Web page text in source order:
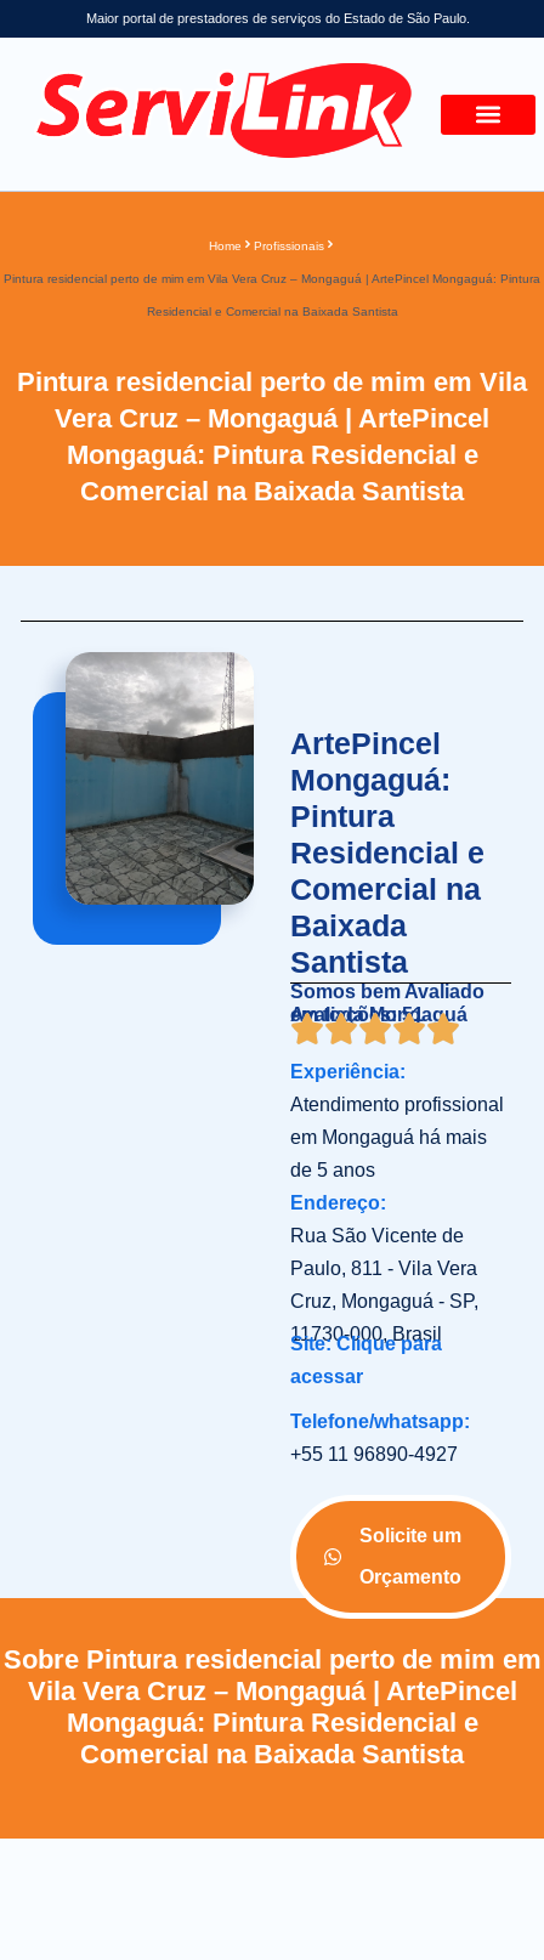
Maior portal de prestadores de serviços do Estado de São Paulo.
Home Profissionais
Pintura residencial perto de mim em Vila Vera Cruz – Mongaguá | ArtePincel Mongaguá: Pintura
Residencial e Comercial na Baixada Santista
Pintura residencial perto de mim em Vila
Vera Cruz – Mongaguá | ArtePincel
Mongaguá: Pintura Residencial e
Comercial na Baixada Santista
ArtePincel
Mongaguá:
Pintura
Residencial e
Comercial na
Baixada
Santista
Somos bem Avaliado
em toda Mongaguá
Avaliações: 51
Experiência:
Atendimento profissional
em Mongaguá há mais
de 5 anos
Endereço:
Rua São Vicente de
Paulo, 811 - Vila Vera
Cruz, Mongaguá - SP,
11730-000, Brasil
Site: Clique para
acessar
Telefone/whatsapp:
+55 11 96890-4927
Solicite um
Orçamento
Sobre Pintura residencial perto de mim em
Vila Vera Cruz – Mongaguá | ArtePincel
Mongaguá: Pintura Residencial e
Comercial na Baixada Santista